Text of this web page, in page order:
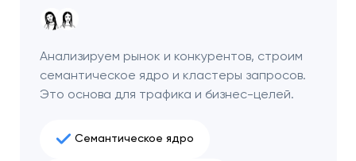
Анализируем рынок и конкурентов, строим
семантическое ядро и кластеры запросов.
Это основа для трафика и бизнес-целей.
Семантическое ядро